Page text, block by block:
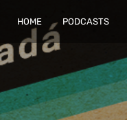
HOME PODCASTS